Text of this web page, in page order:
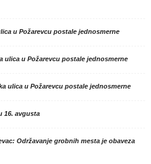
u Požarevcu postale jednosmerne
ulica u Požarevcu postale jednosmerne
ulica u Požarevcu postale jednosmerne
16. avgusta
Održavanje grobnih mesta je obaveza